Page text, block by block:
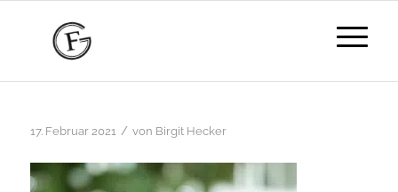
17. Februar 2021 / von Birgit Hecker